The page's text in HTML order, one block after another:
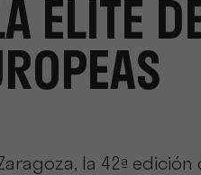
ÉLITE
la 42ª edición